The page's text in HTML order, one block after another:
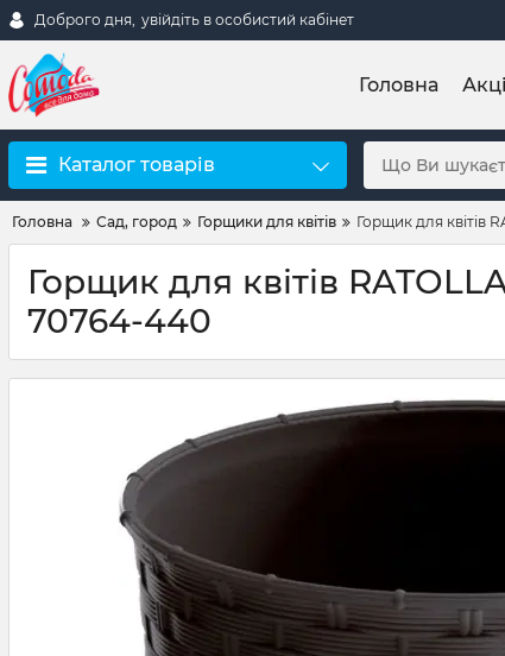
Доброго дня, увійдіть в особистий кабінет
Головна
Каталог товарів
Головна Сад, город Горщики для квітів Горщик для квітів
Горщик для квітів
70764-440